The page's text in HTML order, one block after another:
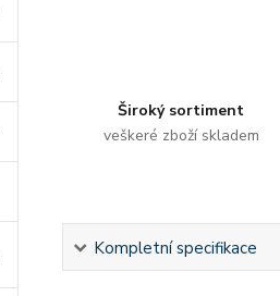
Široký sortiment
veškeré zboží skladem
Kompletní specifikace